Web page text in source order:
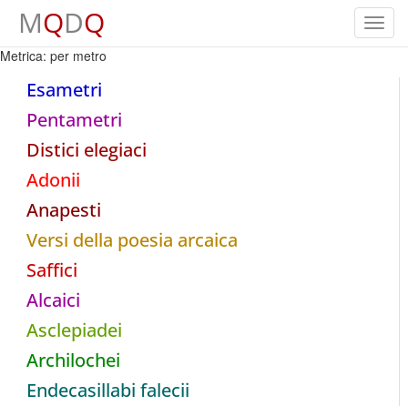
MQDQ
Metrica: per metro
Esametri
Pentametri
Distici elegiaci
Adonii
Anapesti
Versi della poesia arcaica
Saffici
Alcaici
Asclepiadei
Archilochei
Endecasillabi falecii